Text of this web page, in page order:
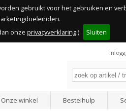
gebruikt voor het gebruiken en
onze privacyverklaring.) Sluiten
Onze winkel Bestelhulp